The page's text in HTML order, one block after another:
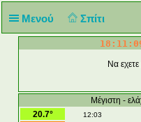
Μενού Σπίτι
Να
Μέγιστη -
20.7°
12:03